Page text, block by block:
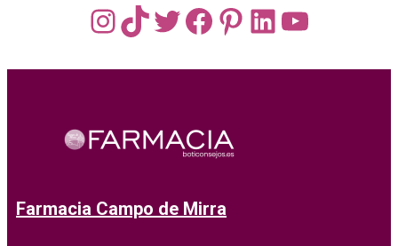
Instagram
TikTok
Twitter
Facebook
Pinterest
LinkedIn
Farmacia Campo de Mirra